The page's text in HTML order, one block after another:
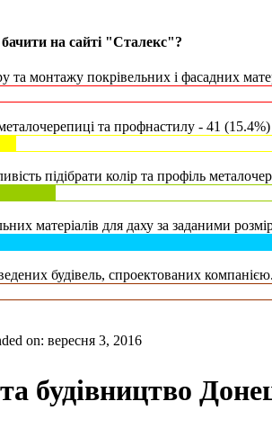
на сайті "Сталекс"?
та монтажу покрівельних і фасадних
та профнастилу - 41 (15.4%)
підібрати колір та профіль
матеріалів для даху за заданими
будівель, спроектованих
on: вересня 3, 2016
будівництво